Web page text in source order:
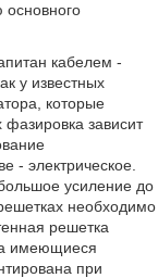
кабелем -
у известных
которые
зависит
- электрическое.
усиление до
необходимо
решетка
имеющиеся
при